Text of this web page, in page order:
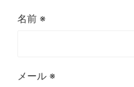
名前 ※
メール ※